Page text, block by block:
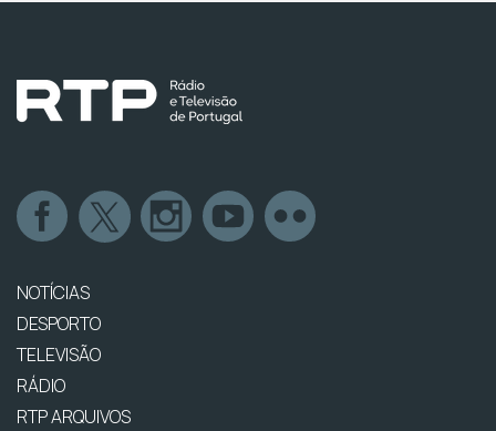
NOTÍCIAS
DESPORTO
TELEVISÃO
RÁDIO
RTP ARQUIVOS